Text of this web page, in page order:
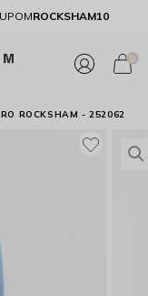
ROCKSHAM10
0
ROCKSHAM - 252062